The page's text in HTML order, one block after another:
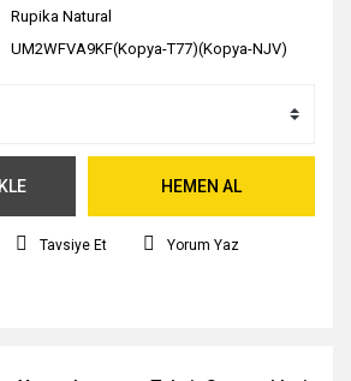
Rupika Natural
UM2WFVA9KF(Kopya-T77)(Kopya-NJV)
HEMEN AL
Tavsiye Et Yorum Yaz